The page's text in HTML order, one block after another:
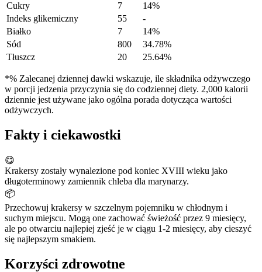
Cukry
7
14%
Indeks glikemiczny
55
-
Białko
7
14%
Sód
800
34.78%
Tłuszcz
20 25.64%
*% Zalecanej dziennej dawki wskazuje, ile składnika odżywczego
w porcji jedzenia przyczynia się do codziennej diety. 2,000 kalorii
dziennie jest używane jako ogólna porada dotycząca wartości
odżywczych.
Fakty i ciekawostki
😋
Krakersy zostały wynalezione pod koniec XVIII wieku jako
długoterminowy zamiennik chleba dla marynarzy.
📦
Przechowuj krakersy w szczelnym pojemniku w chłodnym i
suchym miejscu. Mogą one zachować świeżość przez 9 miesięcy,
ale po otwarciu najlepiej zjeść je w ciągu 1-2 miesięcy, aby cieszyć
się najlepszym smakiem.
Korzyści zdrowotne